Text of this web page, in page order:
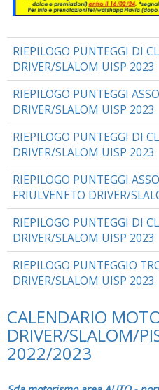
RIEPILOGO PUNTEGGI DI
DRIVER/SLALOM UISP 2023
RIEPILOGO PUNTEGGI
DRIVER/SLALOM UISP 2023
RIEPILOGO PUNTEGGI DI
DRIVER/SLALOM UISP 2023
RIEPILOGO PUNTEGGI
FRIULVENETO DRIVER/
RIEPILOGO PUNTEGGI DI
DRIVER/SLALOM UISP 2023
RIEPILOGO PUNTEGGIO
DRIVER/SLALOM UISP 2023
CALENDARIO
DRIVER/SLALOM/
2022/2023